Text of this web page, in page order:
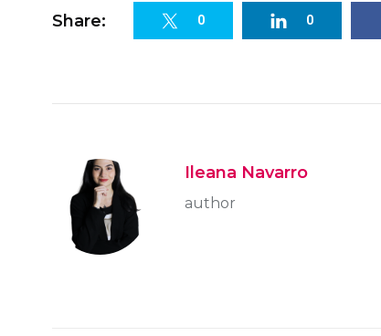
Share: 0 0
Ileana Navarro
author